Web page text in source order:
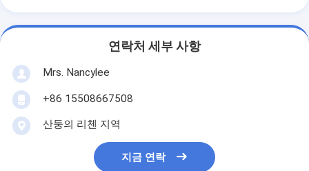
연락처 세부 사항
Mrs. Nancylee
+86 15508667508
산둥의 리첸 지역
지금 연락